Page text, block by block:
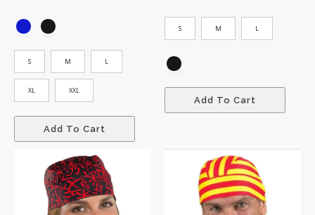
S M L
XL XXL
Add To Cart
S M L
Add To Cart